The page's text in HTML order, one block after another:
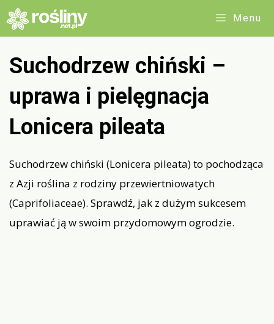
Przejdź
do
Menu
Suchodrzew chiński –
uprawa i pielęgnacja
Lonicera pileata
Suchodrzew chiński (Lonicera pileata) to pochodząca
z Azji roślina z rodziny przewiertniowatych
(Caprifoliaceae). Sprawdź, jak z dużym sukcesem
uprawiać ją w swoim przydomowym ogrodzie.